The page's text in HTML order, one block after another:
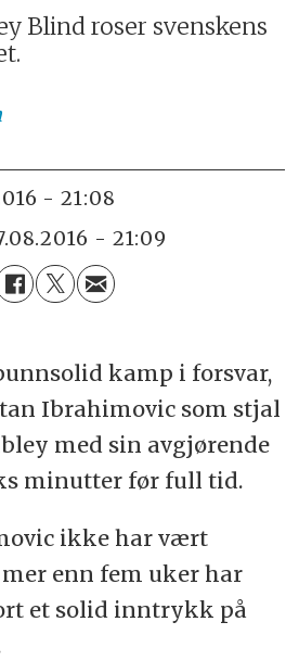
Blind roser svenskens
- 21:08
- 21:09
kamp i forsvar,
Ibrahimovic som stjal
med sin avgjørende
minutter før full tid.
ikke har vært
enn fem uker har
et solid inntrykk på